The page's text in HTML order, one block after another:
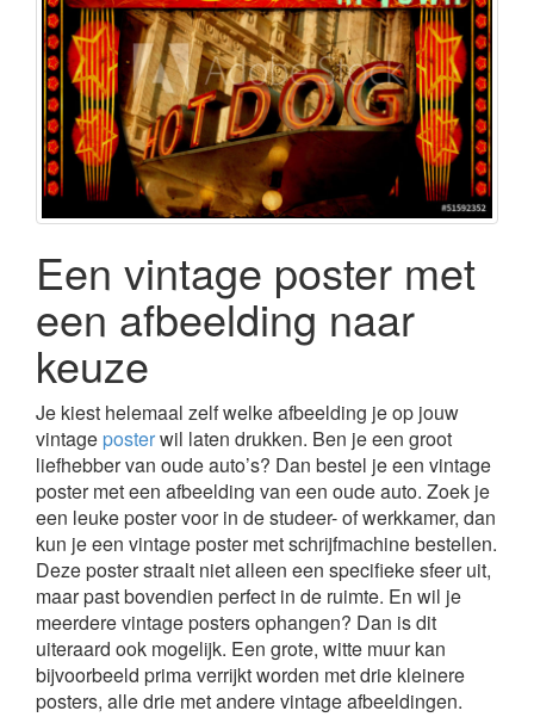
Een vintage poster met
een afbeelding naar
keuze
Je kiest helemaal zelf welke afbeelding je op jouw
vintage posterwil laten drukken. Ben je een groot
liefhebber van oude auto’s? Dan bestel je een vintage
poster met een afbeelding van een oude auto. Zoek je
een leuke poster voor in de studeer- of werkkamer, dan
kun je een vintage poster met schrijfmachine bestellen.
Deze poster straalt niet alleen een specifieke sfeer uit,
maar past bovendien perfect in de ruimte. En wil je
meerdere vintage posters ophangen? Dan is dit
uiteraard ook mogelijk. Een grote, witte muur kan
bijvoorbeeld prima verrijkt worden met drie kleinere
posters, alle drie met andere vintage afbeeldingen.